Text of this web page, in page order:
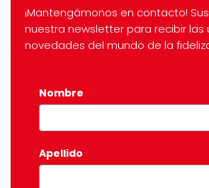
¡Mantengámonos en contacto!
nuestra newsletter para recibir las
novedades del mundo de la
Nombre*
Apellido